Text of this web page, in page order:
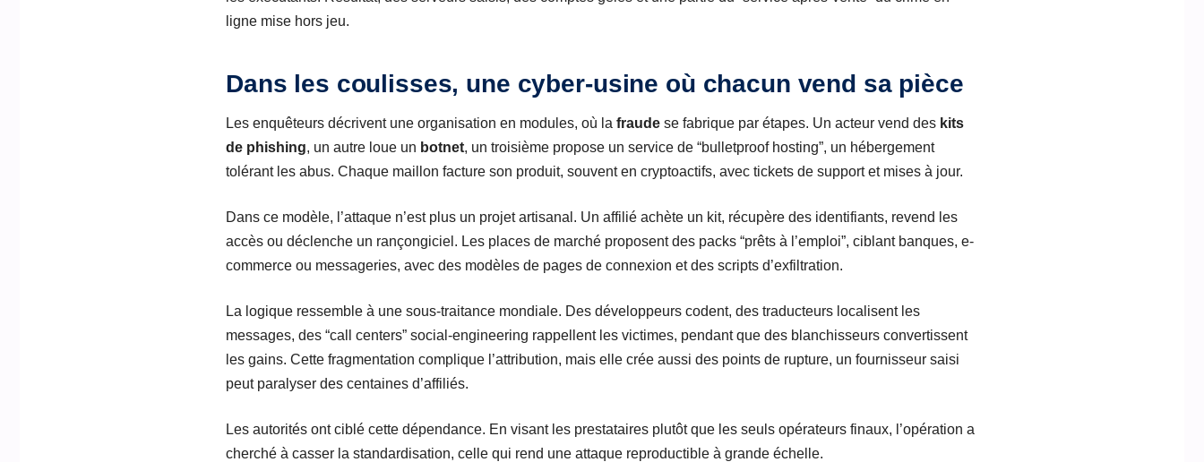
ligne mise hors jeu.
Dans les coulisses, une cyber-usine où chacun vend sa pièce
Les enquêteurs décrivent une organisation en modules, où la fraude se fabrique par étapes. Un acteur vend des kits
de phishing, un autre loue un botnet, un troisième propose un service de “bulletproof hosting”, un hébergement
tolérant les abus. Chaque maillon facture son produit, souvent en cryptoactifs, avec tickets de support et mises à jour.
Dans ce modèle, l’attaque n’est plus un projet artisanal. Un affilié achète un kit, récupère des identifiants, revend les
accès ou déclenche un rançongiciel. Les places de marché proposent des packs “prêts à l’emploi”, ciblant banques, e-
commerce ou messageries, avec des modèles de pages de connexion et des scripts d’exfiltration.
La logique ressemble à une sous-traitance mondiale. Des développeurs codent, des traducteurs localisent les
messages, des “call centers” social-engineering rappellent les victimes, pendant que des blanchisseurs convertissent
les gains. Cette fragmentation complique l’attribution, mais elle crée aussi des points de rupture, un fournisseur saisi
peut paralyser des centaines d’affiliés.
Les autorités ont ciblé cette dépendance. En visant les prestataires plutôt que les seuls opérateurs finaux, l’opération a
cherché à casser la standardisation, celle qui rend une attaque reproductible à grande échelle.